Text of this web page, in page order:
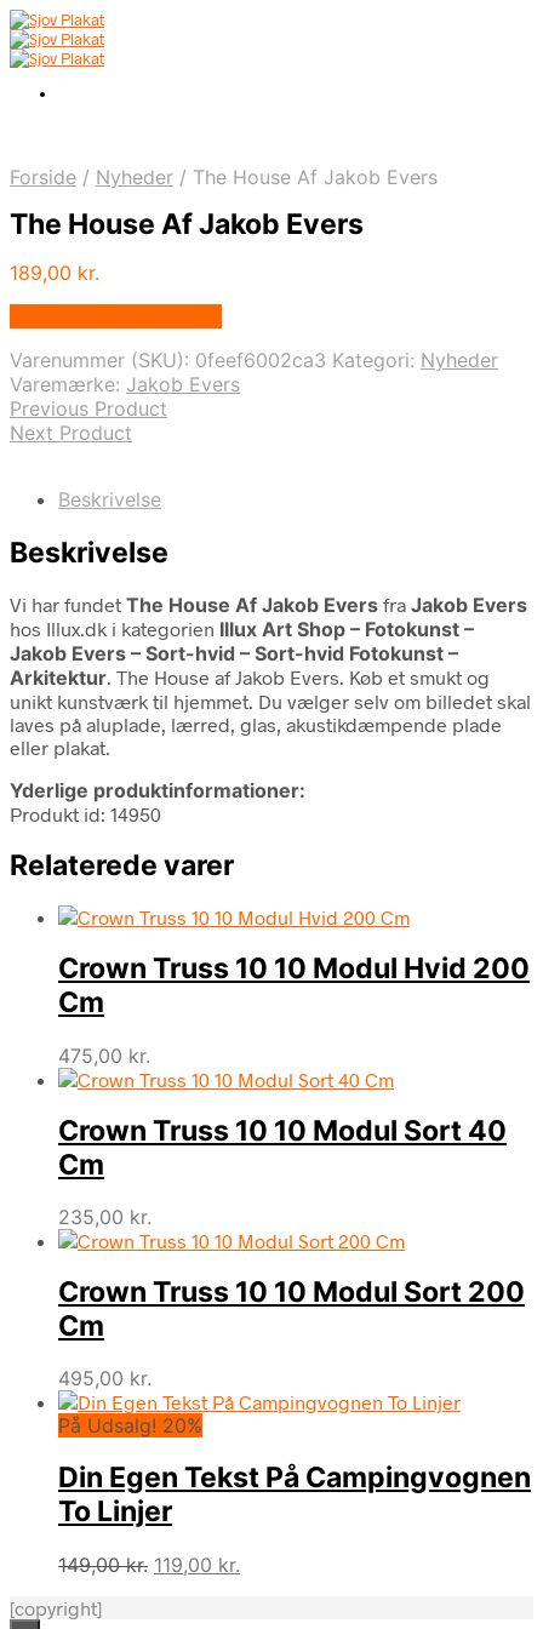
Forside / Nyheder / The House Af Jakob Evers
The House Af Jakob Evers
189,00 kr.
Varenummer (SKU): 0feef6002ca3 Kategori: Nyheder
Varemærke: Jakob Evers
Previous Product
Next Product
Beskrivelse
Beskrivelse
Vi har fundet The House Af Jakob Evers fra Jakob Evers
hos Illux.dk i kategorien Illux Art Shop – Fotokunst –
Jakob Evers – Sort-hvid – Sort-hvid Fotokunst –
Arkitektur. The House af Jakob Evers. Køb et smukt og
unikt kunstværk til hjemmet. Du vælger selv om billedet skal
laves på aluplade, lærred, glas, akustikdæmpende plade
eller plakat.
Yderlige produktinformationer:
Produkt id: 14950
Relaterede varer
Crown Truss 10 10 Modul Hvid 200
Cm
475,00 kr.
Crown Truss 10 10 Modul Sort 40
Cm
235,00 kr.
Crown Truss 10 10 Modul Sort 200
Cm
495,00 kr.
På Udsalg! 20%
Din Egen Tekst På Campingvognen
To Linjer
149,00kr. Den
119,00 kr.
[copyright]